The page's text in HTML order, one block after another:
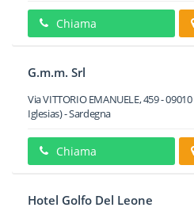
Chiama
G.m.m. Srl
Via VITTORIO EMANUELE, 459-09010
Iglesias) -Sardegna
Chiama
Hotel Golfo Del Leone